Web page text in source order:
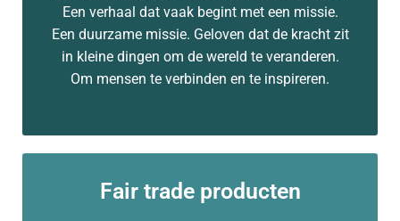
Een verhaal dat vaak begint met een missie.
Een duurzame missie. Geloven dat de kracht zit
in kleine dingen om de wereld te veranderen.
Om mensen te verbinden en te inspireren.
Fair trade producten